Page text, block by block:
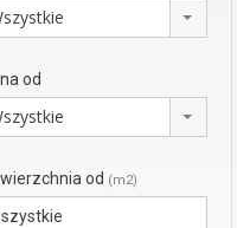
od
od (m2)